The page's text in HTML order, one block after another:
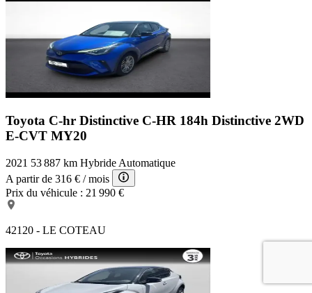
Toyota C-hr Distinctive C-HR 184h Distinctive 2WD
E-CVT MY20
2021 53 887 km Hybride Automatique
A partir de 316 € / mois
Prix du véhicule : 21 990 €
42120 - LE COTEAU